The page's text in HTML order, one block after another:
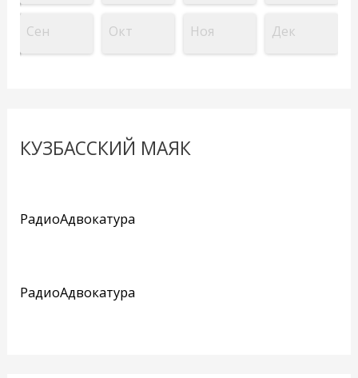
Сен Окт Ноя Дек
КУЗБАССКИЙ МАЯК
РадиоАдвокатура
РадиоАдвокатура